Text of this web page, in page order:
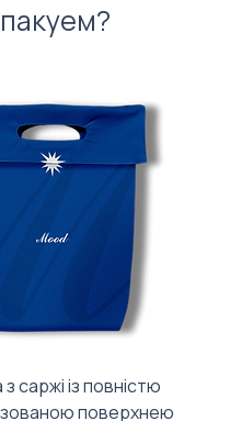
саржі із повністю
поверхнею